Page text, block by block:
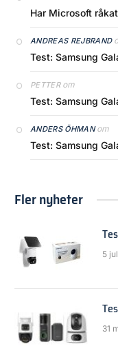
Har Microsoft
ANDREAS REJBRAND
Test: Samsung
PETTERom
Test: Samsung
ANDERS ÖHMANom
Test: Samsung
Fler nyheter
5
31